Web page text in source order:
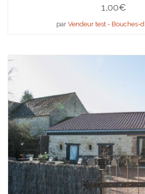
1,00€
par Vendeur test - Bouches-